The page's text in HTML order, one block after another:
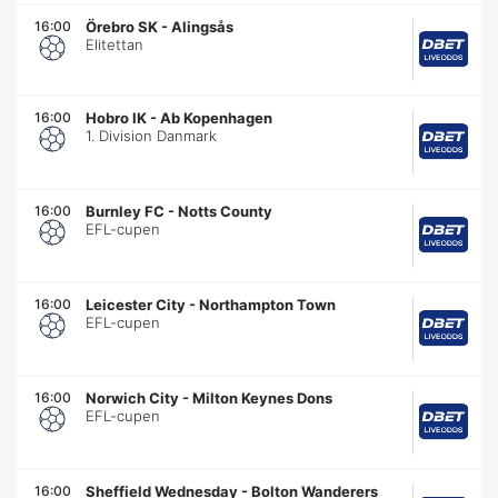
16:00 Örebro SK -Alingsås
Elitettan
16:00 Hobro IK -Ab Kopenhagen
1. Division Danmark
16:00 Burnley FC -Notts County
EFL-cupen
16:00 Leicester City -Northampton Town
EFL-cupen
16:00 Norwich City -Milton Keynes Dons
EFL-cupen
16:00 Sheffield Wednesday -Bolton Wanderers